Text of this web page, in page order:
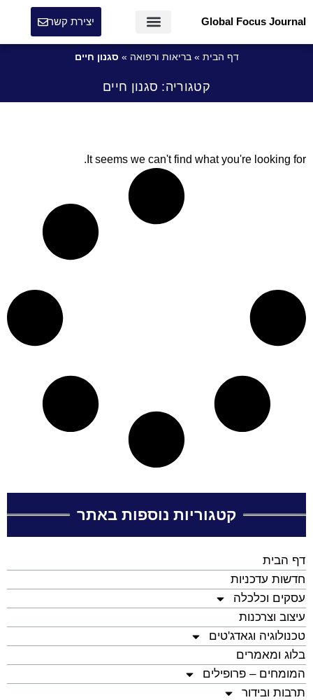
Global Focus Journal יצירת קשר
דף הבית »בריאות ורפואה » סגנון חיים
קטגוריה: סגנון חיים
It seems we can't find what you're looking for.
קטגוריות נוספות באתר
דף הבית
חדשות עדכניות
עסקים וכלכלה
עיצוב וצרכנות
טכנולוגיה וגאדג'טים
בלוג ומאמרים
המומחים – פרופילים
תרבות ובידור